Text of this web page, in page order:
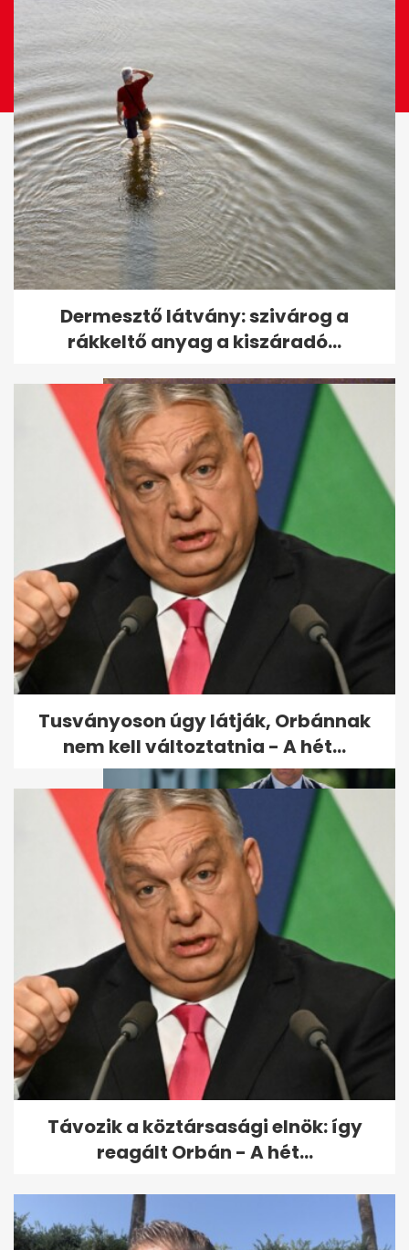
Leesett az első hó - ezeket az
utakat most jobb elkerülni
Videón az első idei hóesés
Lázár leváltja a MÁV
vezérigazgatóját
Dermesztő látvány: szivárog a
rákkeltő anyag a kiszáradó...
Tusványoson úgy látják, Orbánnak
nem kell változtatnia - A hét...
Távozik a köztársasági elnök: így
reagált Orbán - A hét...